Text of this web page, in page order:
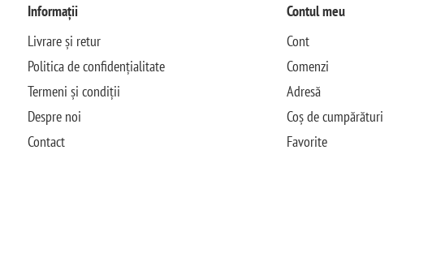
Informații
Livrare și retur
Politica de confidențialitate
Termeni și condiții
Despre noi
Contact
Contul meu
Cont
Comenzi
Adresă
Coș de cumpărături
Favorite